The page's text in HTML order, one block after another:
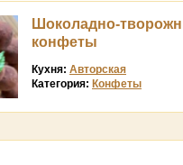
Шоколадно-
конфеты
Кухня: Авторская
Категория: Конфеты